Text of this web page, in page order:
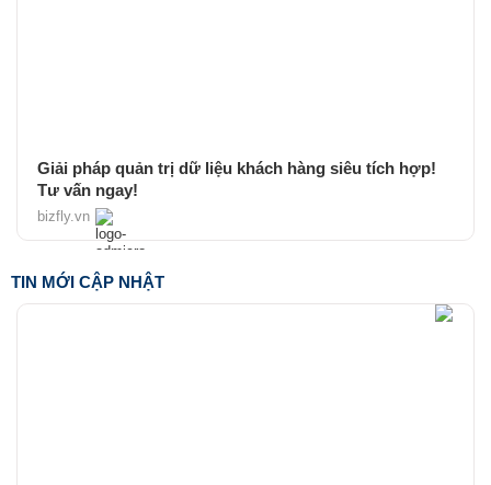
Giải pháp quản trị dữ liệu khách hàng siêu tích hợp!
Tư vấn ngay!
bizfly.vn
TIN MỚI CẬP NHẬT